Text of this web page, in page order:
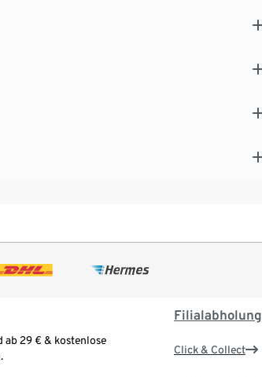
ab 29 € & kostenlose
Filialabholung
Click & Collect